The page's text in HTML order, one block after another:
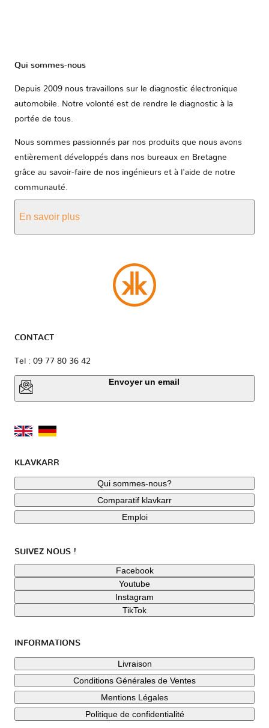
Qui sommes-nous
Depuis 2009 nous travaillons sur le diagnostic électronique
automobile. Notre volonté est de rendre le diagnostic à la
portée de tous.
Nous sommes passionnés par nos produits que nous avons
entièrement développés dans nos bureaux en Bretagne
grâce au savoir-faire de nos ingénieurs et à l'aide de notre
communauté.
En savoir plus
CONTACT
Tel : 09 77 80 36 42
Envoyer un email
KLAVKARR
Qui sommes-nous?
Comparatif klavkarr
Emploi
SUIVEZ NOUS !
Facebook
Youtube
Instagram
TikTok
INFORMATIONS
Livraison
Conditions Générales de Ventes
Mentions Légales
Politique de confidentialité